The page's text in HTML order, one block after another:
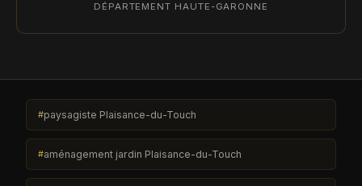
DÉPARTEMENT HAUTE-GARONNE
paysagiste Plaisance-du-Touch
aménagement jardin Plaisance-du-Touch